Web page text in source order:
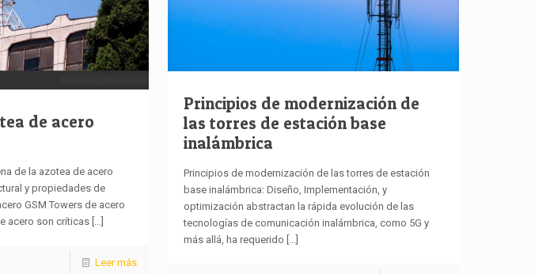
de acero
de la azotea de acero
y propiedades de
GSM Towers de acero
acero son críticas[...]
Leer más
Principios de modernización de
las torres de estación base
inalámbrica
Principios de modernización de las torres de estación
base inalámbrica: Diseño, Implementación, y
optimización abstractan la rápida evolución de las
tecnologías de comunicación inalámbrica, como 5G y
más allá, ha requerido [...]